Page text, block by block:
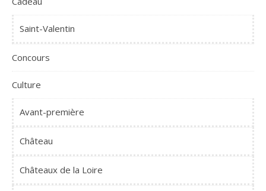
Saint-Valentin
Concours
Culture
Avant-première
Château
Châteaux de la Loire